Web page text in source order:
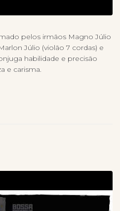
pelos irmãos Magno Júlio
Júlio (violão 7 cordas) e
habilidade e precisão
e carisma.